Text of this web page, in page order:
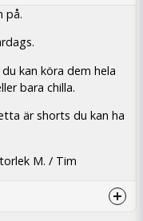
på.
kan köra dem hela
bara chilla.
är shorts du kan ha
M. / Tim